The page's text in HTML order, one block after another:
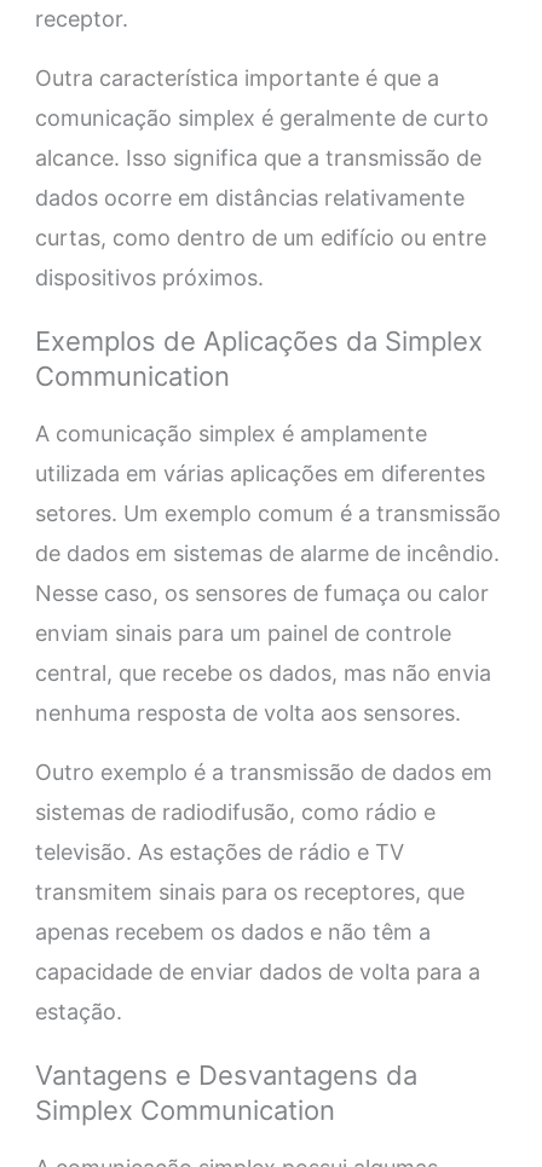
receptor.
Outra característica importante é que a
comunicação simplex é geralmente de curto
alcance. Isso significa que a transmissão de
dados ocorre em distâncias relativamente
curtas, como dentro de um edifício ou entre
dispositivos próximos.
Exemplos de Aplicações da Simplex
Communication
A comunicação simplex é amplamente
utilizada em várias aplicações em diferentes
setores. Um exemplo comum é a transmissão
de dados em sistemas de alarme de incêndio.
Nesse caso, os sensores de fumaça ou calor
enviam sinais para um painel de controle
central, que recebe os dados, mas não envia
nenhuma resposta de volta aos sensores.
Outro exemplo é a transmissão de dados em
sistemas de radiodifusão, como rádio e
televisão. As estações de rádio e TV
transmitem sinais para os receptores, que
apenas recebem os dados e não têm a
capacidade de enviar dados de volta para a
estação.
Vantagens e Desvantagens da
Simplex Communication